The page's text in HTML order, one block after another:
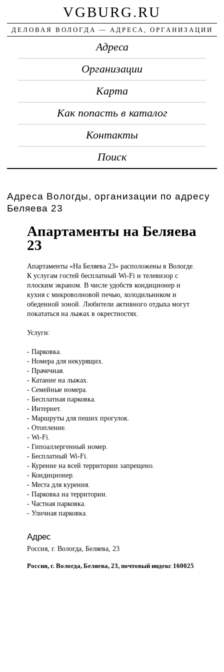
VGBURG.RU
ДЕЛОВАЯ ВОЛОГДА — АДРЕСА, ОРГАНИЗАЦИИ
Адреса
Организации
Карта
Как попасть в каталог
Контакты
Поиск
Адреса Вологды, организации по адресу
Беляева 23
Апартаменты на Беляева
23
Апартаменты «НаБеляева 23» расположены в Вологде.
К услугам гостей бесплатный Wi-Fi и телевизор с
плоским экраном. В числе удобств кондиционер и
кухня с микроволновой печью, холодильником и
обеденной зоной. Любители активного отдыха могут
покататься на лыжах в окрестностях.
Услуги:
- Парковка.
- Номера для некурящих.
- Прачечная.
- Катание на лыжах.
- Семейные номера.
- Бесплатная парковка.
- Интернет.
- Маршруты для пеших прогулок.
- Отопление.
- Wi-Fi.
- Гипоаллергенный номер.
- Бесплатный Wi-Fi.
- Курение на всей территории запрещено.
- Кондиционер.
- Места для курения.
- Парковка на территории.
- Частная парковка.
- Уличная парковка.
Адрес
Россия, г. Вологда, Беляева, 23
Россия, г. Вологда, Беляева, 23, почтовый индекс 160025